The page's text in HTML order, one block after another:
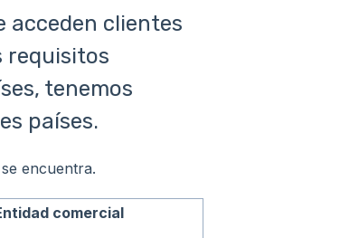
acceden clientes
requisitos
tenemos
países.
encuentra.
comercial